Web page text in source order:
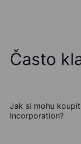
Často
Jak si mohu
Incorporation?